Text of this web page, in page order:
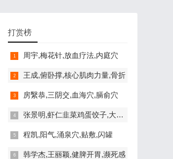
打赏榜
周宇,梅花针,放血疗法,内庭穴
王成,俯卧撑,核心肌肉力量,骨折
房繄恭,三阴交,血海穴,膈俞穴
张景明,虾仁韭菜鸡蛋饺子,大寒养生
程凯,阳气,涌泉穴,贴敷,闪罐
韩学杰,王丽颖,健脾开胃,濒死感